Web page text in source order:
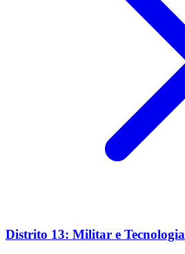
Distrito 13: Militar e Tecnologia